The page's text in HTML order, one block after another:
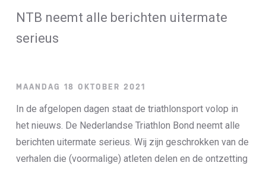
ALLE NIEUWSBERICHTEN
NTB neemt alle berichten uitermate
serieus
MAANDAG 18 OKTOBER 2021
In de afgelopen dagen staat de triathlonsport volop in
het nieuws. De Nederlandse Triathlon Bond neemt alle
berichten uitermate serieus. Wij zijn geschrokken van de
verhalen die (voormalige) atleten delen en de ontzetting